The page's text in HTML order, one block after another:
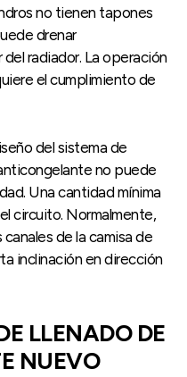
no tienen tapones
drenar
radiador. La operación
el cumplimiento de
del sistema de
no puede
Una cantidad mínima
circuito. Normalmente,
de la camisa de
inclinación en dirección
LLENADO DE
NUEVO